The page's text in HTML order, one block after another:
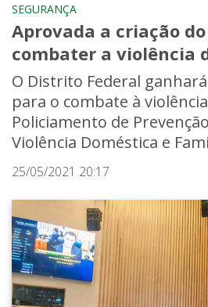
SEGURANÇA
Aprovada a criação
combater a violência
O Distrito Federal
para o combate à
Policiamento de
Violência Doméstica e
25/05/2021 20:17